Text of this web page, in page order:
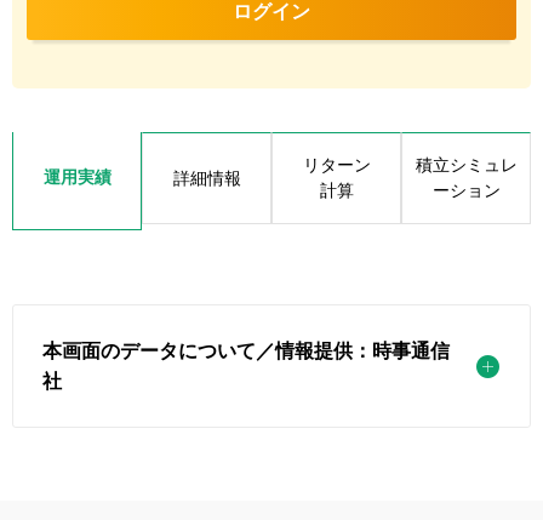
ログイン
運用実績 詳細情報
リターン
計算
積立シミュレ
ーション
本画面のデータについて／情報提供：時事通信
社